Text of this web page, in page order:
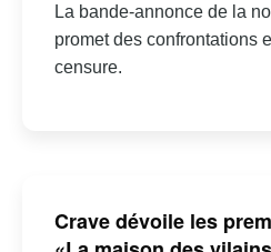
La bande-annonce de la
promet des confrontations
censure.
Crave dévoile les